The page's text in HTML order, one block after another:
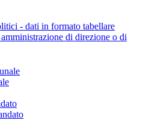
- dati in formato tabellare
di direzione o di